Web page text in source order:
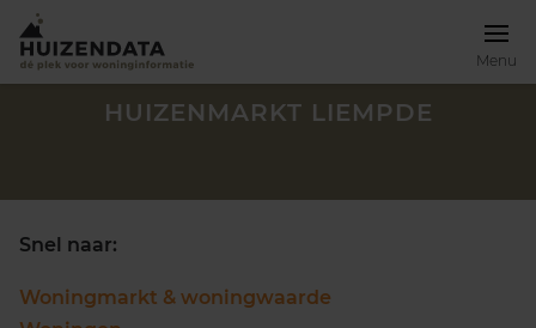
Menu
HUIZENMARKT LIEMPDE
Snel naar:
Woningmarkt & woningwaarde